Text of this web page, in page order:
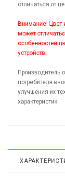
отличаться от
Внимание! Цвет
может
особенностей
устройств.
Производитель
потребителя
улучшения их
характеристик.